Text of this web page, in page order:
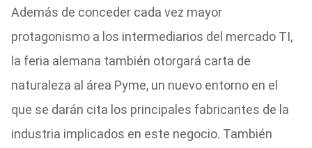
Además de conceder cada vez mayor
protagonismo a los intermediarios del mercado TI,
la feria alemana también otorgará carta de
naturaleza al área Pyme, un nuevo entorno en el
que se darán cita los principales fabricantes de la
industria implicados en este negocio. También